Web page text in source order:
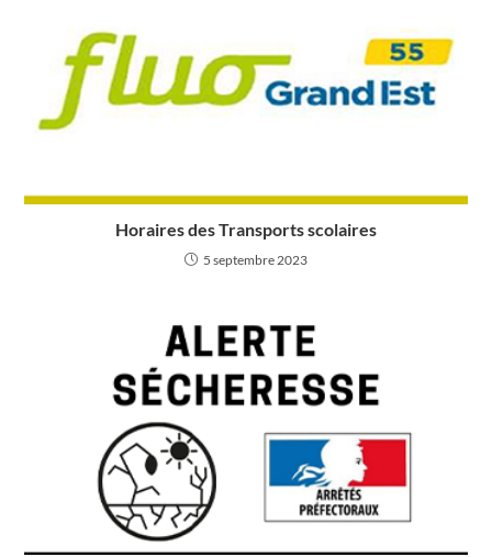
Horaires des Transports scolaires
5 septembre 2023